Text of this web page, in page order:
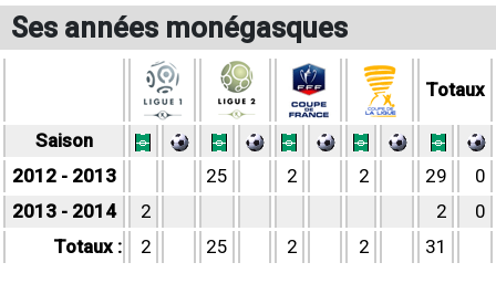
Ses années monégasques
Totaux
Saison
2012 - 2013
25 2 2 29
0
2013 - 2014
2 2
0
Totaux :
2 25 2 2 31